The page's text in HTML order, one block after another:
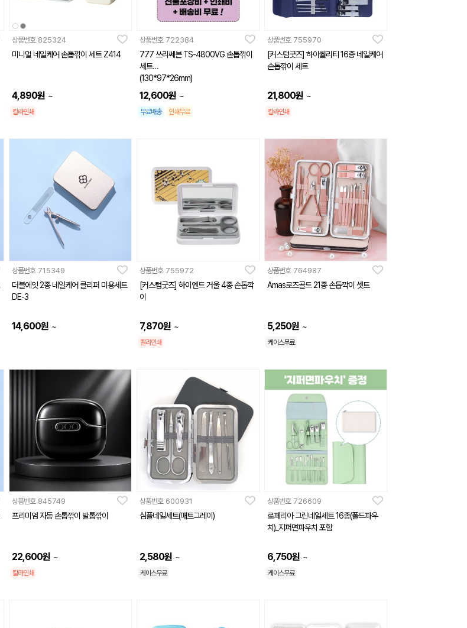
상품번호 825324
미니멀 네일케어 손톱깎이 세트 Z414
4,890원 ~
칼라인쇄
상품번호 722384
777 쓰리쎄븐 TS-4800VG 손톱깎이
세트
(130*97*26mm)
12,600원 ~
무료배송 인쇄무료
상품번호 755970
[커스텀굿즈] 하이퀄리티 16종 네일케어
손톱깎이 세트
21,800원 ~
칼라인쇄
상품번호 715349
더블에잇 2종 네일케어 클리퍼 미용세트
DE-3
14,600원 ~
상품번호 755972
[커스텀굿즈] 하이엔드 거울 4종 손톱깍
이
7,870원 ~
칼라인쇄
상품번호 764987
Amas로즈골드 21종 손톱깍이 셋트
5,250원 ~
케이스무료
상품번호 845749
프리미엄 자동 손톱깎이 발톱깎이
22,600원 ~
칼라인쇄
상품번호 600931
심플네일세트(매트그레이)
2,580원 ~
케이스무료
상품번호 726609
로페리아 그린네일세트 16종(폴드파우
치)_지퍼면파우치 포함
6,750원 ~
케이스무료